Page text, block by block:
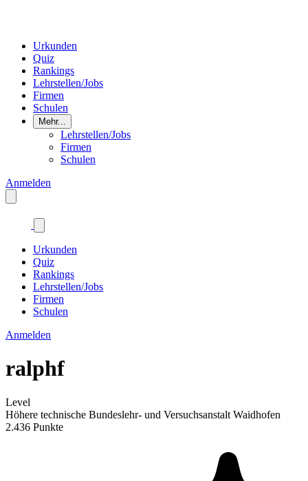
Urkunden
Quiz
Rankings
Lehrstellen/Jobs
Firmen
Schulen
Mehr...
Lehrstellen/Jobs
Firmen
Schulen
Anmelden
Urkunden
Quiz
Rankings
Lehrstellen/Jobs
Firmen
Schulen
Anmelden
ralphf
Level
Höhere technische Bundeslehr- und Versuchsanstalt Waidhofen
2.436 Punkte